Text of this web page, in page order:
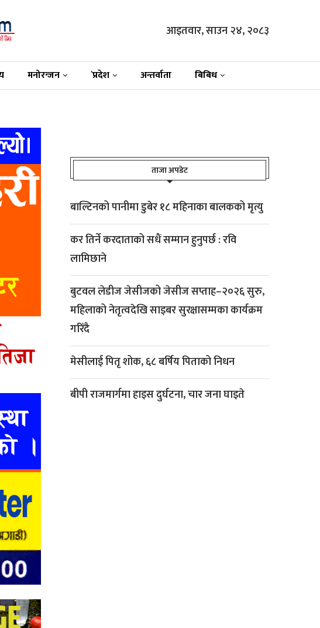
आइतवार, साउन २४, २०८३
मनोरन्जन `प्रदेश अन्तर्वाता बिबिध
ताजा अपडेट
बाल्टिनको पानीमा डुबेर १८ महिनाका बालकको मृत्यु
कर तिर्ने करदाताको सधैं सम्मान हुनुपर्छ : रवि
लामिछाने
बुटवल लेडीज जेसीजको जेसीज सप्ताह–२०२६ सुरु,
महिलाको नेतृत्वदेखि साइबर सुरक्षासम्मका कार्यक्रम
गरिँदै
मेसीलाई पितृ शोक, ६८ बर्षिय पिताको निधन
बीपी राजमार्गमा हाइस दुर्घटना, चार जना घाइते